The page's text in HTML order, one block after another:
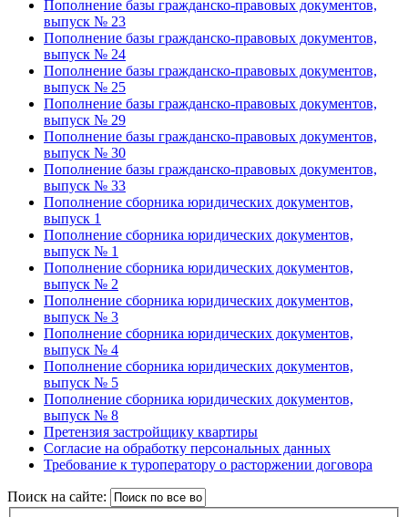
Пополнение базы гражданско-правовых документов,
выпуск № 23
Пополнение базы гражданско-правовых документов,
выпуск № 24
Пополнение базы гражданско-правовых документов,
выпуск № 25
Пополнение базы гражданско-правовых документов,
выпуск № 29
Пополнение базы гражданско-правовых документов,
выпуск № 30
Пополнение базы гражданско-правовых документов,
выпуск № 33
Пополнение сборника юридических документов,
выпуск 1
Пополнение сборника юридических документов,
выпуск № 1
Пополнение сборника юридических документов,
выпуск № 2
Пополнение сборника юридических документов,
выпуск № 3
Пополнение сборника юридических документов,
выпуск № 4
Пополнение сборника юридических документов,
выпуск № 5
Пополнение сборника юридических документов,
выпуск № 8
Претензия застройщику квартиры
Согласие на обработку персональных данных
Требование к туроператору о расторжении договора
Поиск на сайте: